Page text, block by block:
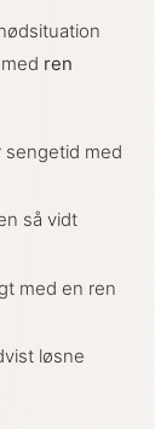
ren
sengetid med
så vidt
med en ren
løsne